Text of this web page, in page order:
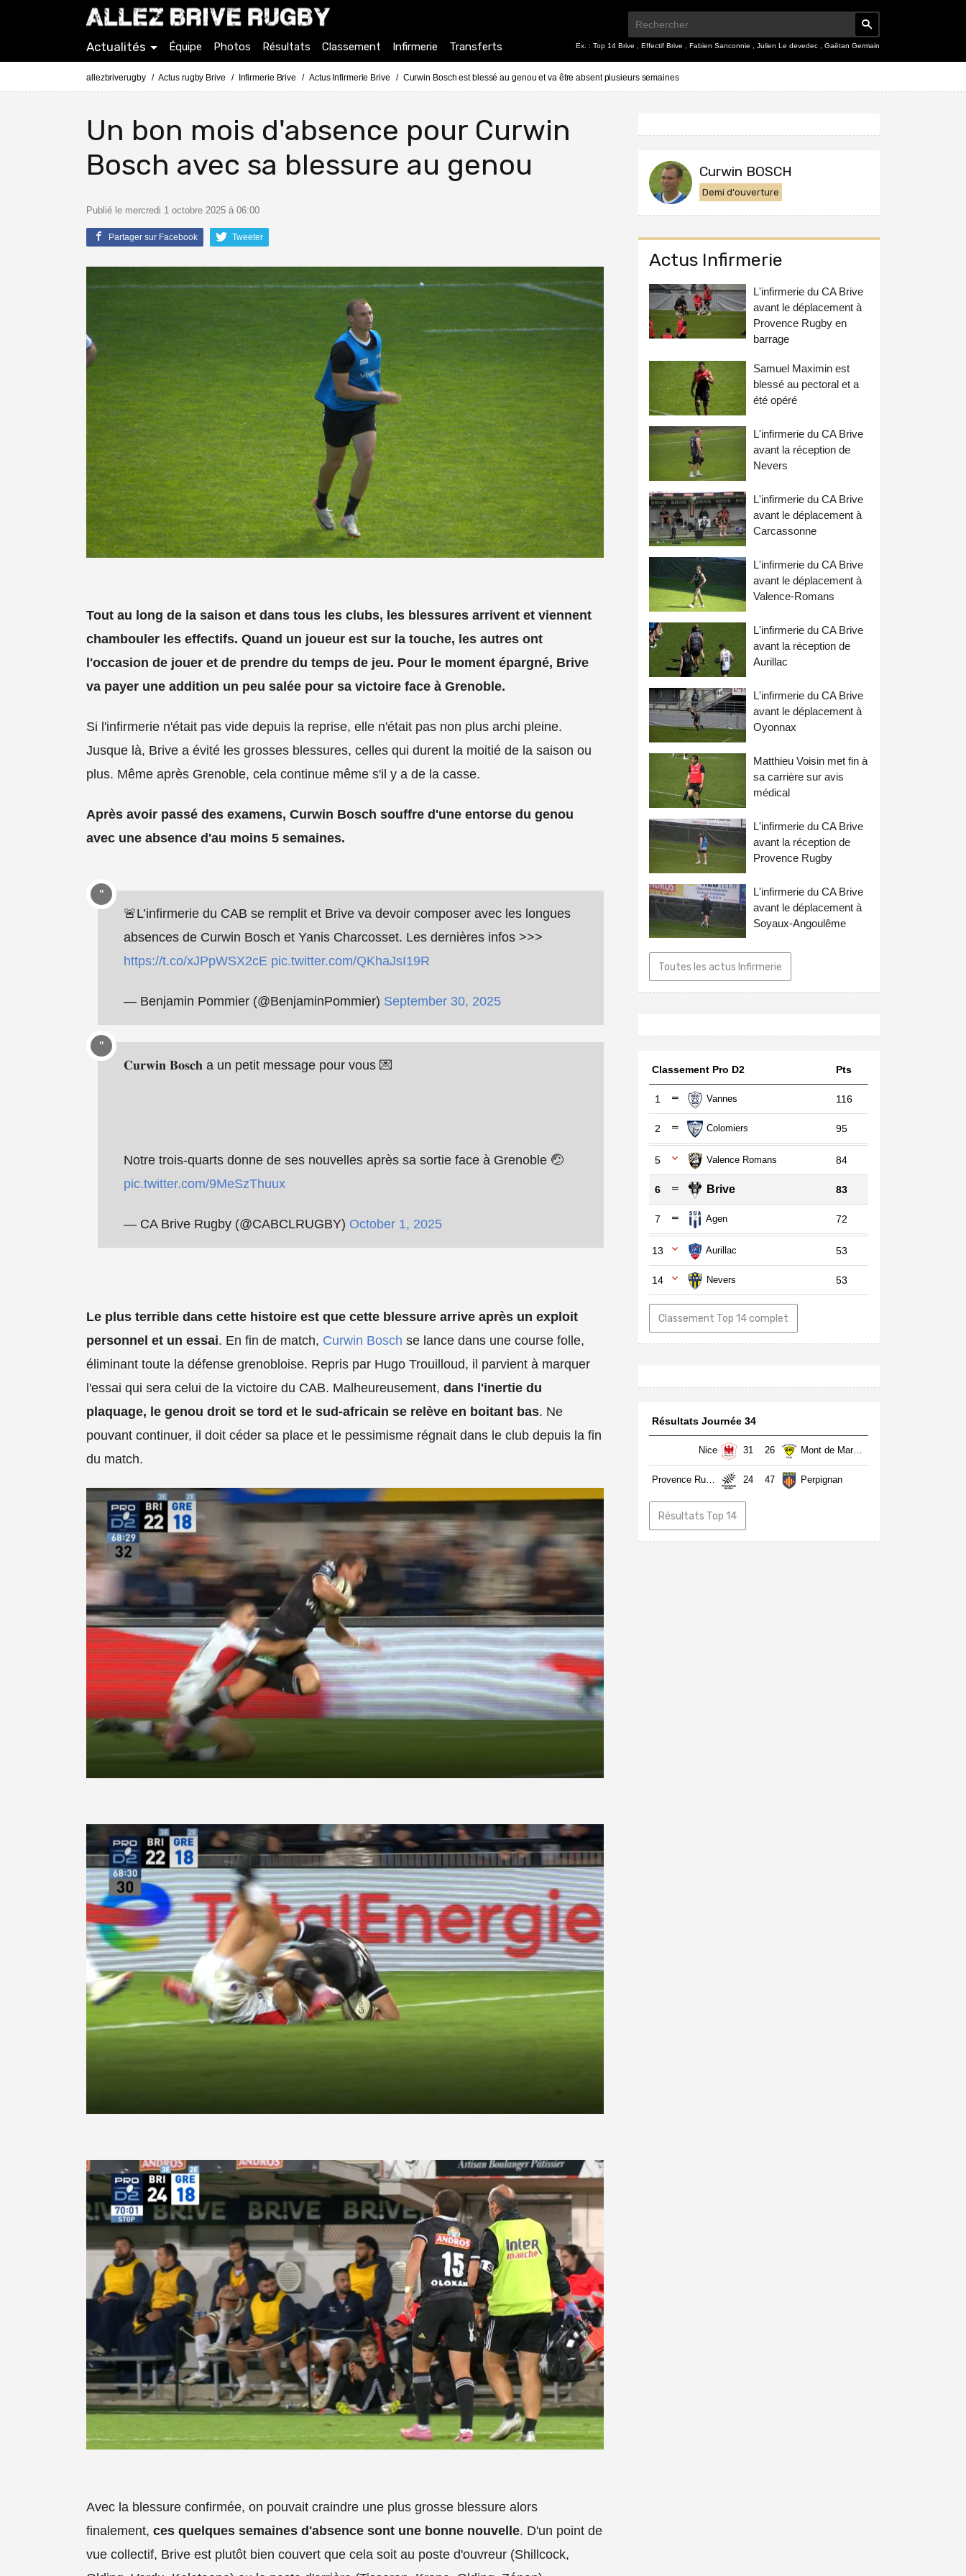
Ex. : Top 14 Brive Effectif Brive Fabien Sanconnie Julien Le devedec Gaëtan Germain
Actualités Équipe Photos Résultats Classement Infirmerie Transferts
allezbriverugby Actus rugby Brive Infirmerie Brive Actus Infirmerie Brive Curwin Bosch est blessé au genou et va être absent plusieurs semaines
Un bon mois d'absence pour Curwin
Bosch avec sa blessure au genou
Publié le mercredi 1 octobre 2025 à 06:00
Partager sur Facebook Tweeter
Tout au long de la saison et dans tous les clubs, les blessures arrivent et viennent
chambouler les effectifs. Quand un joueur est sur la touche, les autres ont
l'occasion de jouer et de prendre du temps de jeu. Pour le moment épargné, Brive
va payer une addition un peu salée pour sa victoire face à Grenoble.
Si l'infirmerie n'était pas vide depuis la reprise, elle n'était pas non plus archi pleine.
Jusque là, Brive a évité les grosses blessures, celles qui durent la moitié de la saison ou
plus. Même après Grenoble, cela continue même s'il y a de la casse.
Après avoir passé des examens, Curwin Bosch souffre d'une entorse du genou
avec une absence d'au moins 5 semaines.
🚨L’infirmerie du CAB se remplit et Brive va devoir composer avec les longues
absences de Curwin Bosch et Yanis Charcosset. Les dernières infos >>>
https://t.co/xJPpWSX2cE pic.twitter.com/QKhaJsI19R
— Benjamin Pommier (@BenjaminPommier) September 30, 2025
𝐂𝐮𝐫𝐰𝐢𝐧 𝐁𝐨𝐬𝐜𝐡 a un petit message pour vous 💌
Notre trois-quarts donne de ses nouvelles après sa sortie face à Grenoble 🤕
pic.twitter.com/9MeSzThuux
— CA Brive Rugby (@CABCLRUGBY) October 1, 2025
Le plus terrible dans cette histoire est que cette blessure arrive après un exploit
personnel et un essai. En fin de match, Curwin Bosch se lance dans une course folle,
éliminant toute la défense grenobloise. Repris par Hugo Trouilloud, il parvient à marquer
l'essai qui sera celui de la victoire du CAB. Malheureusement, dans l'inertie du
plaquage, le genou droit se tord et le sud-africain se relève en boitant bas. Ne
pouvant continuer, il doit céder sa place et le pessimisme régnait dans le club depuis la fin
du match.
Avec la blessure confirmée, on pouvait craindre une plus grosse blessure alors
finalement, ces quelques semaines d'absence sont une bonne nouvelle. D'un point de
vue collectif, Brive est plutôt bien couvert que cela soit au poste d'ouvreur (Shillcock,
Curwin BOSCH
Demi d'ouverture
Actus Infirmerie
L'infirmerie du CA Brive
avant le déplacement à
Provence Rugby en
barrage
Samuel Maximin est
blessé au pectoral et a
été opéré
L'infirmerie du CA Brive
avant la réception de
Nevers
L'infirmerie du CA Brive
avant le déplacement à
Carcassonne
L'infirmerie du CA Brive
avant le déplacement à
Valence-Romans
L'infirmerie du CA Brive
avant la réception de
Aurillac
L'infirmerie du CA Brive
avant le déplacement à
Oyonnax
Matthieu Voisin met fin à
sa carrière sur avis
médical
L'infirmerie du CA Brive
avant la réception de
Provence Rugby
L'infirmerie du CA Brive
avant le déplacement à
Soyaux-Angoulême
Toutes les actus Infirmerie
Classement Pro D2 Pts
1 Vannes 116
2 Colomiers 95
5 Valence Romans 84
6 Brive 83
7 Agen 72
13 Aurillac 53
14 Nevers 53
Classement Top 14 complet
Résultats Journée 34
Nice 31 26 Mont de Marsan
Provence Rugby 24 47 Perpignan
Résultats Top 14